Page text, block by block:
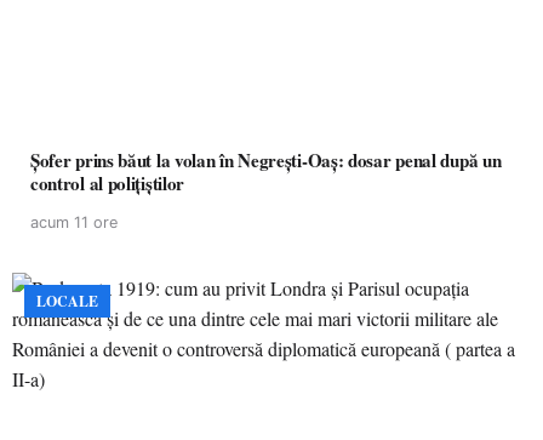
Șofer prins băut la volan în Negrești-Oaș: dosar penal după un
control al polițiștilor
acum 11 ore
LOCALE